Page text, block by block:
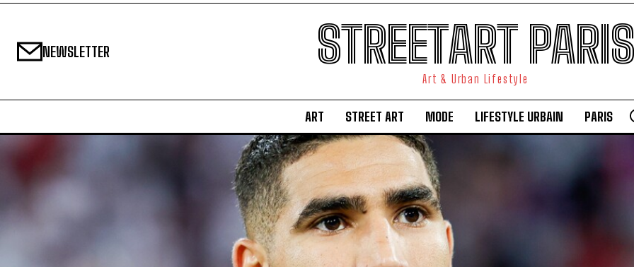
NEWSLETTER STREETART PARIS
Art & Urban Lifestyle
ART STREET ART MODE LIFESTYLE URBAIN PARIS